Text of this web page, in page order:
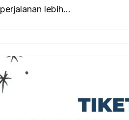
perjalanan lebih…